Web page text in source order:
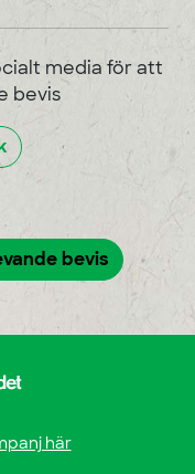
media för att
bevis
bevis
här